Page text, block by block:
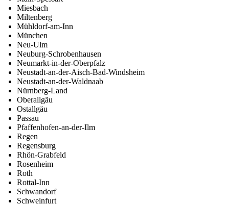
Miesbach
Miltenberg
Mühldorf-am-Inn
München
Neu-Ulm
Neuburg-Schrobenhausen
Neumarkt-in-der-Oberpfalz
Neustadt-an-der-Aisch-Bad-Windsheim
Neustadt-an-der-Waldnaab
Nürnberg-Land
Oberallgäu
Ostallgäu
Passau
Pfaffenhofen-an-der-Ilm
Regen
Regensburg
Rhön-Grabfeld
Rosenheim
Roth
Rottal-Inn
Schwandorf
Schweinfurt